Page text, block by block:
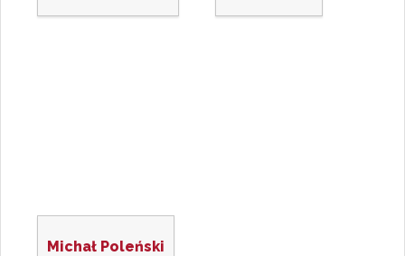
Michał Poleński